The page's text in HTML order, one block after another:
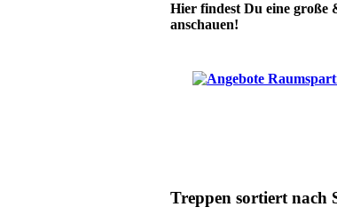
Hier findest Du eine große
anschauen!
Treppen sortiert nach